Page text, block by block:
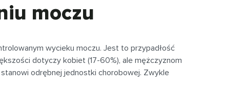
moczu
wycieku moczu. Jest to przypadłość
dotyczy kobiet (17-60%), ale mężczyznom
odrębnej jednostki chorobowej. Zwykle